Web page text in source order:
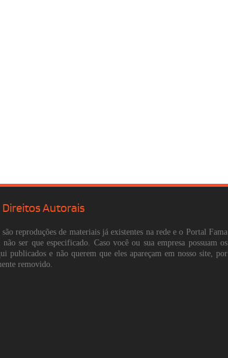
Direitos Autorais
reproduções de materiais já existentes na rede e o Portal Fama
ser que especificado. Caso você ou sua empresa possuam os
publicados e não querem que eles apareçam em nosso site, por
removido.